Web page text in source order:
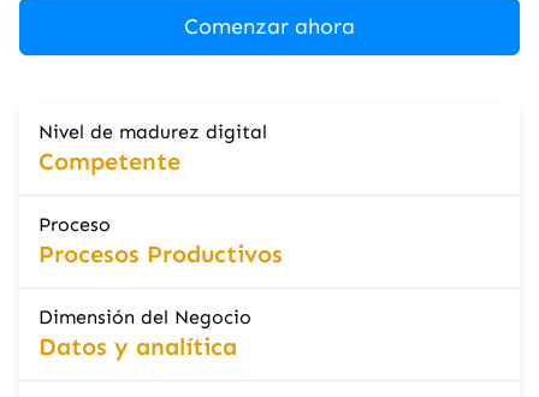
Comenzar ahora
Nivel de madurez digital
Competente
Proceso
Procesos Productivos
Dimensión del Negocio
Datos y analítica